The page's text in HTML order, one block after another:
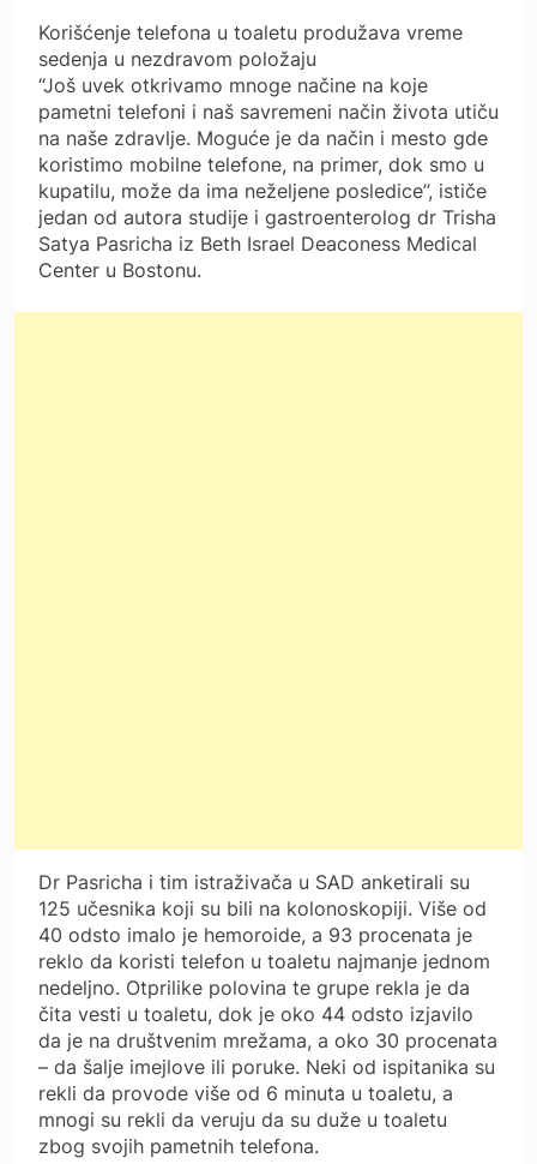
Korišćenje telefona u toaletu produžava vreme
sedenja u nezdravom položaju
“Još uvek otkrivamo mnoge načine na koje
pametni telefoni i naš savremeni način života utiču
na naše zdravlje. Moguće je da način i mesto gde
koristimo mobilne telefone, na primer, dok smo u
kupatilu, može da ima neželjene posledice”, ističe
jedan od autora studije i gastroenterolog dr Trisha
Satya Pasricha iz Beth Israel Deaconess Medical
Center u Bostonu.
Dr Pasricha i tim istraživača u SAD anketirali su
125 učesnika koji su bili na kolonoskopiji. Više od
40 odsto imalo je hemoroide, a 93 procenata je
reklo da koristi telefon u toaletu najmanje jednom
nedeljno. Otprilike polovina te grupe rekla je da
čita vesti u toaletu, dok je oko 44 odsto izjavilo
da je na društvenim mrežama, a oko 30 procenata
– da šalje imejlove ili poruke. Neki od ispitanika su
rekli da provode više od 6 minuta u toaletu, a
mnogi su rekli da veruju da su duže u toaletu
zbog svojih pametnih telefona.